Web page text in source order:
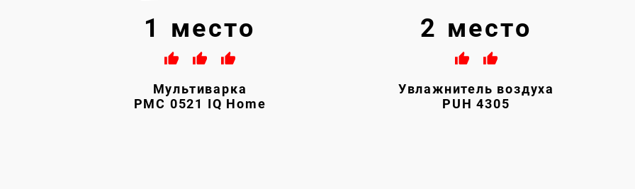
1 место
Мультиварка
PMC 0521 IQ Home
2 место
Увлажнитель воздуха
PUH 4305